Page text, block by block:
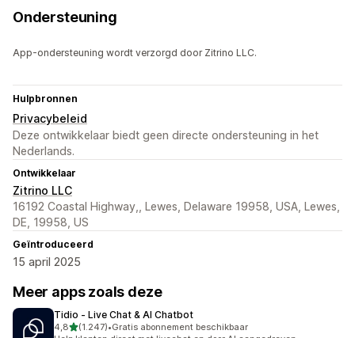
Ondersteuning
App-ondersteuning wordt verzorgd door Zitrino LLC.
Hulpbronnen
Privacybeleid
Deze ontwikkelaar biedt geen directe ondersteuning in het
Nederlands.
Ontwikkelaar
Zitrino LLC
16192 Coastal Highway,, Lewes, Delaware 19958, USA, Lewes,
DE, 19958, US
Geïntroduceerd
15 april 2025
Meer apps zoals deze
Tidio ‑ Live Chat & AI Chatbot
4,8van 5 sterren
(1.247)
1247 recensies in totaal
•Gratis abonnement beschikbaar